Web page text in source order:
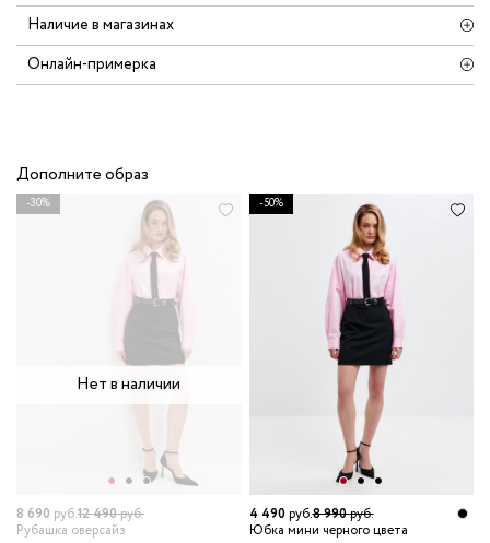
Наличие в магазинах
Онлайн-примерка
Дополните образ
Нет в наличии
-30%
8 690 руб.12 490руб.
Рубашка оверсайз
-50%
4 490руб.8 990руб.
Юбка мини черного цвета